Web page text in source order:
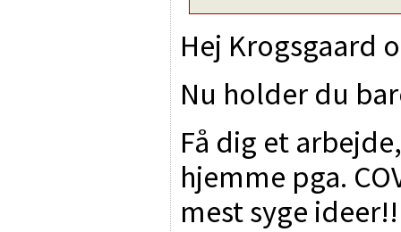
Hej Krogsgaard
Nu holder du
Få dig et
hjemme pga.
mest syge